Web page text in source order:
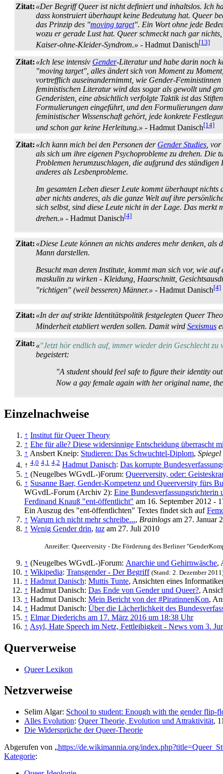
Zitat: «Der Begriff Queer ist nicht definiert und inhaltslos. Ich
dass konstruiert überhaupt keine Bedeutung hat. Queer
das Prinzip des "moving target". Ein Wort ohne jede
wozu er gerade Lust hat. Queer schmeckt nach gar
Kaiser-ohne-Kleider-Syndrom.» - Hadmut Danisch[13]
Zitat: «Ich lese intensiv Gender-Literatur und habe darin noch
"moving target", alles ändert sich von Moment zu
vortrefflich aus­einander­nimmt, wie Gender-
feministischen Literatur wird das sogar als gewollt und
Genderisten, eine absichtlich verfolgte Taktik ist das
Formulierungen eingeführt, und den Formulierungen
feministischer Wissenschaft gehört, jede konkrete
und schon gar keine Herleitung.» - Hadmut Danisch[14]
Zitat: «Ich kann mich bei den Personen der Gender Studies ,
als sich um ihre eigenen Psycho­probleme zu drehen. Die
Problemen herumzuschlagen, die aufgrund des
anderes als Lesben­probleme.
Im gesamten Leben dieser Leute kommt überhaupt nichts
aber nichts anderes, als die ganze Welt auf ihre
sich selbst, sind diese Leute nicht in der Lage. Das
drehen.» - Hadmut Danisch[4]
Zitat: «Diese Leute können an nichts anderes mehr denken,
Mann darstellen.
Besucht man deren Institute, kommt man sich vor, wie
maskulin zu wirken - Kleidung, Haarschnitt,
"richtigen" (weil besseren) Männer.» - Hadmut Danisch[4]
Zitat: «In der auf strikte Identitäts­politik festgelegten Queer
Minderheit etabliert werden sollen. Damit wird Sexismus
Zitat: «"Jetzt hör endlich auf, immer wieder dein Geschlecht zu
begeistert:
"A student should feel safe to figure their identity
Now a gay female again with her original name,
Einzelnachweise
↑ Institut für Queer Theory
↑ Ehe für alle? Diese widersinnige Entscheidung überrascht
↑ Ansbert Kneip: Studieren: Das Schwuchtel-Diplom,
↑ 4,0 4,1 4,2 Hadmut Danisch: Das korrupte
↑ (Neugelbes WGvdL-)Forum: Queerversity, oder:
↑ Susanne Baer, Gender-Kompetenz und Queerversity fürs
WGvdL-Forum (Archiv 2): Eine Bundesverfassungsrichterin
Ferdinand Knauß "ent-öffentlicht" am 16. September 2012 -
Ein Auszug des "ent-öffentlichten" Textes findet sich auf
↑ Warum ich nicht mehr schreibe..., Brainlogs am 27. Januar
↑ Wenig Gender drin, taz am 27. Juli 2010
Anreißer: Queerversity - Die Förderung des Berliner
↑ (Neugelbes WGvdL-)Forum: Anarchie und Gehirnwäsche,
↑ Wikipedia: Transgender - Der Begriff (Stand: 2. Dezember
↑ Hadmut Danisch: Muttis Tunte, Ansichten eines
↑ Hadmut Danisch: Das Ende von Gender und Queer?,
↑ Hadmut Danisch: Mein Bericht von der #PiratinnenKon,
↑ Hadmut Danisch: Über die Lächerlichkeit des
↑ Elmar Diederichs am 17. März 2016 um 18:38 Uhr
↑ Asyl, Hate Speech im Netz, Fettleibigkeit - News vom 3.
Querverweise
Queer Lexikon
Netzverweise
Selim Algar: School to student: Enough with the gender flip-
Alles Evolution: Queer Theorie, Evolution und Attraktivität,
Die Widersprüche der Queer-Theorie
Abgerufen von „https://de.wikimannia.org/
Kategorie: